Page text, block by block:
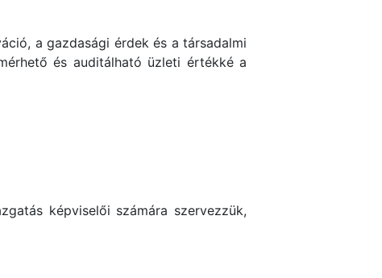
a gazdasági érdek és a társadalmi
és auditálható üzleti értékké a
képviselői számára szervezzük,